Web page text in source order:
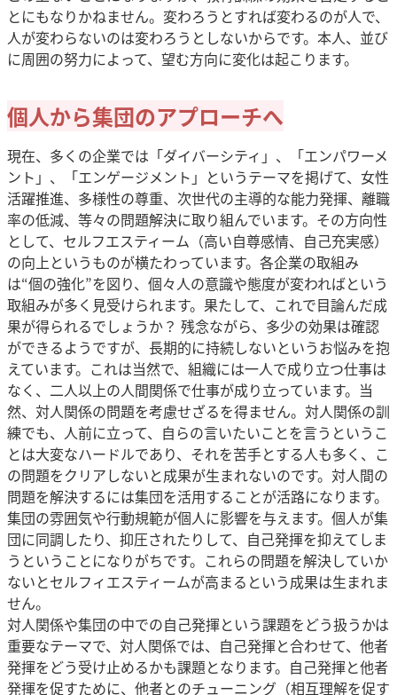
とにもなりかねません。変わろうとすれば変わるのが人で、
人が変わらないのは変わろうとしないからです。本人、並び
に周囲の努力によって、望む方向に変化は起こります。
個人から集団のアプローチへ
現在、多くの企業では「ダイバーシティ」、「エンパワーメ
ント」、「エンゲージメント」というテーマを掲げて、女性
活躍推進、多様性の尊重、次世代の主導的な能力発揮、離職
率の低減、等々の問題解決に取り組んでいます。その方向性
として、セルフエスティーム（高い自尊感情、自己充実感）
の向上というものが横たわっています。各企業の取組み
は“個の強化”を図り、個々人の意識や態度が変わればという
取組みが多く見受けられます。果たして、これで目論んだ成
果が得られるでしょうか？ 残念ながら、多少の効果は確認
ができるようですが、長期的に持続しないというお悩みを抱
えています。これは当然で、組織には一人で成り立つ仕事は
なく、二人以上の人間関係で仕事が成り立っています。当
然、対人関係の問題を考慮せざるを得ません。対人関係の訓
練でも、人前に立って、自らの言いたいことを言うというこ
とは大変なハードルであり、それを苦手とする人も多く、こ
の問題をクリアしないと成果が生まれないのです。対人間の
問題を解決するには集団を活用することが活路になります。
集団の雰囲気や行動規範が個人に影響を与えます。個人が集
団に同調したり、抑圧されたりして、自己発揮を抑えてしま
うということになりがちです。これらの問題を解決していか
ないとセルフィエスティームが高まるという成果は生まれま
せん。
対人関係や集団の中での自己発揮という課題をどう扱うかは
重要なテーマで、対人関係では、自己発揮と合わせて、他者
発揮をどう受け止めるかも課題となります。自己発揮と他者
発揮を促すために、他者とのチューニング（相互理解を促す